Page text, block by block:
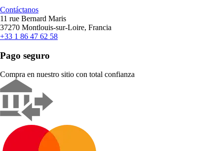
Contáctanos
11 rue Bernard Maris
37270 Montlouis-sur-Loire, Francia
+33 1 86 47 62 58
Pago seguro
Compra en nuestro sitio con total confianza